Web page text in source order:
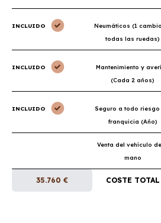
INCLUIDO
Neumáticos (1
todas las ruedas)
INCLUIDO
Mantenimiento y
(Cada 2 años)
INCLUIDO
Seguro a todo riesgo
franquicia (Año)
Venta del vehículo de
mano
35.760 € COSTE TOTAL